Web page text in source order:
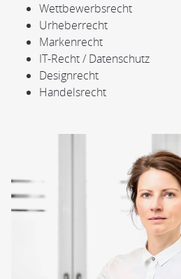
Wettbewerbsrecht
Urheberrecht
Markenrecht
IT-Recht / Datenschutz
Designrecht
Handelsrecht